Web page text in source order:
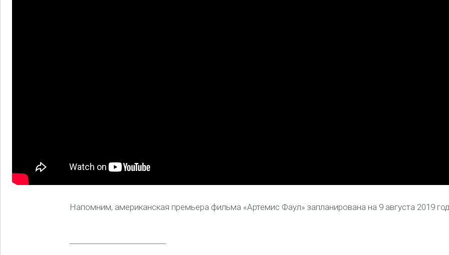
Напомним, американская премьера фильма «Артемис Фаул» запланирована на 9 августа 2019